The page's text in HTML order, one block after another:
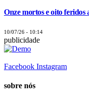
Onze mortos e oito
10/07/26 - 10:14
publicidade
Facebook Instagram
sobre nós